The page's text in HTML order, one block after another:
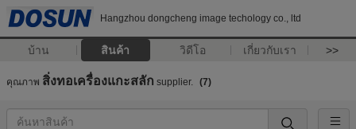
Hangzhou dongcheng image techology co., ltd
บ้าน สินค้า วิดีโอ เกี่ยวกับเรา >>
คุณภาพ สิ่งทอเครื่องแกะสลัก supplier. (7)